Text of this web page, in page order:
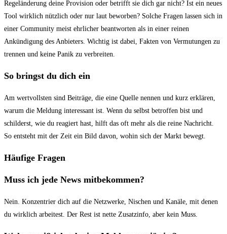
Regeländerung deine Provision oder betrifft sie dich gar nicht? Ist ein neues
Tool wirklich nützlich oder nur laut beworben? Solche Fragen lassen sich in
einer Community meist ehrlicher beantworten als in einer reinen
Ankündigung des Anbieters. Wichtig ist dabei, Fakten von Vermutungen zu
trennen und keine Panik zu verbreiten.
So bringst du dich ein
Am wertvollsten sind Beiträge, die eine Quelle nennen und kurz erklären,
warum die Meldung interessant ist. Wenn du selbst betroffen bist und
schilderst, wie du reagiert hast, hilft das oft mehr als die reine Nachricht.
So entsteht mit der Zeit ein Bild davon, wohin sich der Markt bewegt.
Häufige Fragen
Muss ich jede News mitbekommen?
Nein. Konzentrier dich auf die Netzwerke, Nischen und Kanäle, mit denen
du wirklich arbeitest. Der Rest ist nette Zusatzinfo, aber kein Muss.